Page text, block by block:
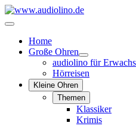
Home
Große Ohren
audiolino für
Hörreisen
Kleine Ohren
Themen
Klassiker
Krimis